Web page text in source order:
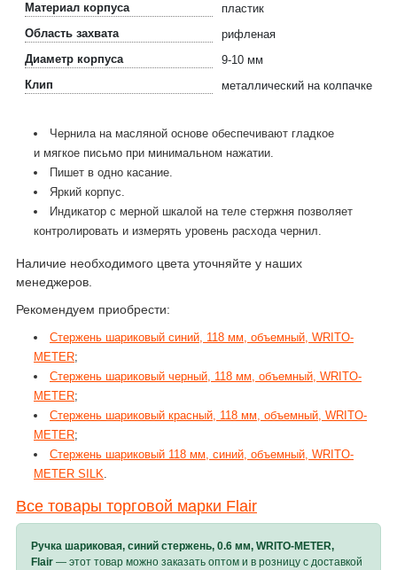
Материал корпуса
пластик
Область захвата
рифленая
Диаметр корпуса
9-10 мм
Клип
металлический на колпачке
Чернила на масляной основе обеспечивают гладкое
и мягкое письмо при минимальном нажатии.
Пишет в одно касание.
Яркий корпус.
Индикатор с мерной шкалой на теле стержня позволяет
контролировать и измерять уровень расхода чернил.
Наличие необходимого цвета уточняйте у наших
менеджеров.
Рекомендуем приобрести:
Стержень шариковый синий, 118 мм, объемный, WRITO-
METER;
Стержень шариковый черный, 118 мм, объемный, WRITO-
METER;
Стержень шариковый красный, 118 мм, объемный, WRITO-
METER;
Стержень шариковый 118 мм, синий, объемный, WRITO-
METER SILK.
Все товары торговой марки Flair
Ручка шариковая, синий стержень, 0.6 мм, WRITO-METER,
Flair — этот товар можно заказать оптом и в розницу с доставкой